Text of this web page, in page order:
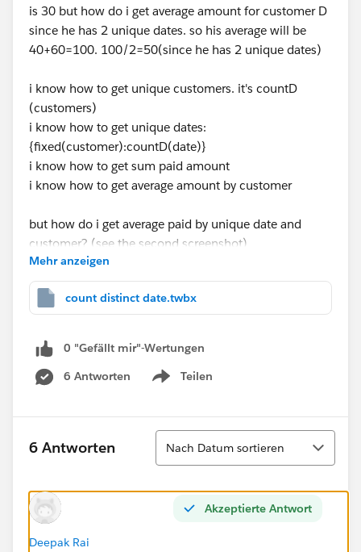
is 30 but how do i get average amount for customer D
since he has 2 unique dates. so his average will be
40+60=100. 100/2=50(since he has 2 unique dates)
i know how to get unique customers. it's countD
(customers)
i know how to get unique dates:
{fixed(customer):countD(date)}
i know how to get sum paid amount
i know how to get average amount by customer
but how do i get average paid by unique date and
customer? (see the second screenshot)
excel:
Mehr anzeigen
count distinct date.twbx
0 "Gefällt mir"-Wertungen
6 Antworten
Teilen
Show menu
6 Antworten
Sortieren
Nach Datum sortieren
Akzeptierte Antwort
Deepak Rai